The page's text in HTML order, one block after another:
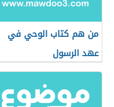
من هم كتاب الوحي في
عهد الرسول